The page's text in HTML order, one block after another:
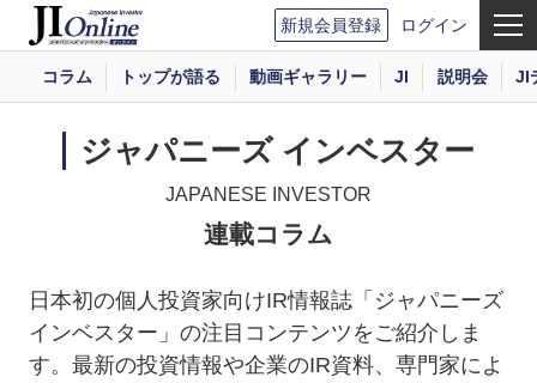
新規会員登録 ログイン
コラム トップが語る 動画ギャラリー JI 説明会 JI
ジャパニーズ インベスター
JAPANESE INVESTOR
連載コラム
日本初の個人投資家向けIR情報誌「ジャパニーズ
インベスター」の注目コンテンツをご紹介しま
す。最新の投資情報や企業のIR資料、専門家によ